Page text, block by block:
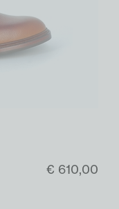
€ 610,00